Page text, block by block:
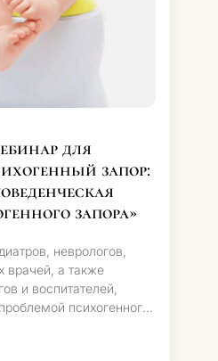
для
запор:
запора»
неврологов,
врачей, а также
и воспитателей,
психогенного